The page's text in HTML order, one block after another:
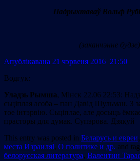
Падрыхтаваў Вольф
(заканчэнне будзе)
Апублiкавана 21 чэрвеня 2016 21:50
Водгук:
Уладзь Рымша, Мiнск 22.06 22:53:
сьціплая асоба – пан Давід Шульман. З
тое інтэрвію. Сьціплае, але досыць
прасторы для думак. Супэрова. Дзякуй
This entry was posted in Беларусь и евреи,
места Израиляl, О политике и др. and
белорусская литература, Валентин